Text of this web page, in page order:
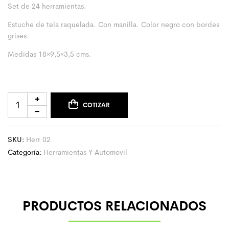
Set de 24 herramientas.
Estuche de tela raquelada. Con manilla. Color negro con bordes
grises.
Medidas 18×9,5×3,5 cms.
COTIZAR
SKU: Herr 02
Categoría: Herramientas Y Automovil
PRODUCTOS RELACIONADOS